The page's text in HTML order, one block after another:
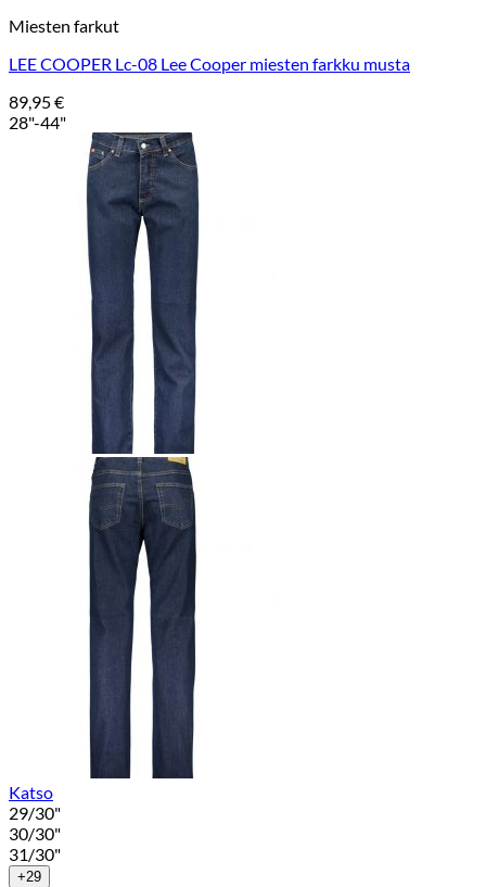
Miesten farkut
LEE COOPER Lc-08 Lee Cooper miesten farkku musta
89,95€
28"-44"
Katso
29/30"
30/30"
31/30"
+29